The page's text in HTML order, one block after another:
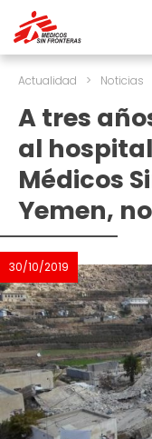
Actualidad > Noticias
A tres
al
Médicos
Yemen,
30/10/2019